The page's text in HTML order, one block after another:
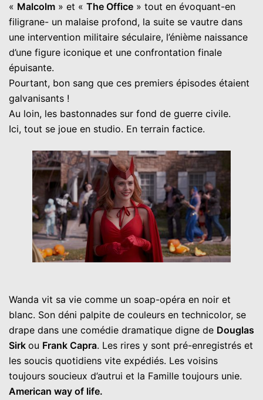
« Malcolm » et « The Office » tout en évoquant-en
filigrane- un malaise profond, la suite se vautre dans
une intervention militaire séculaire, l’énième naissance
d’une figure iconique et une confrontation finale
épuisante.
Pourtant, bon sang que ces premiers épisodes étaient
galvanisants !
Au loin, les bastonnades sur fond de guerre civile.
Ici, tout se joue en studio. En terrain factice.
Wanda vit sa vie comme un soap-opéra en noir et
blanc. Son déni palpite de couleurs en technicolor, se
drape dans une comédie dramatique digne de Douglas
Sirk ou Frank Capra. Les rires y sont pré-enregistrés et
les soucis quotidiens vite expédiés. Les voisins
toujours soucieux d’autrui et la Famille toujours unie.
American way of life.